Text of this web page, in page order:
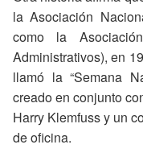
la Asociación
como la
Administrativos), en
llamó la “Semana
creado en conjunto
Harry Klemfuss y un
de oficina.